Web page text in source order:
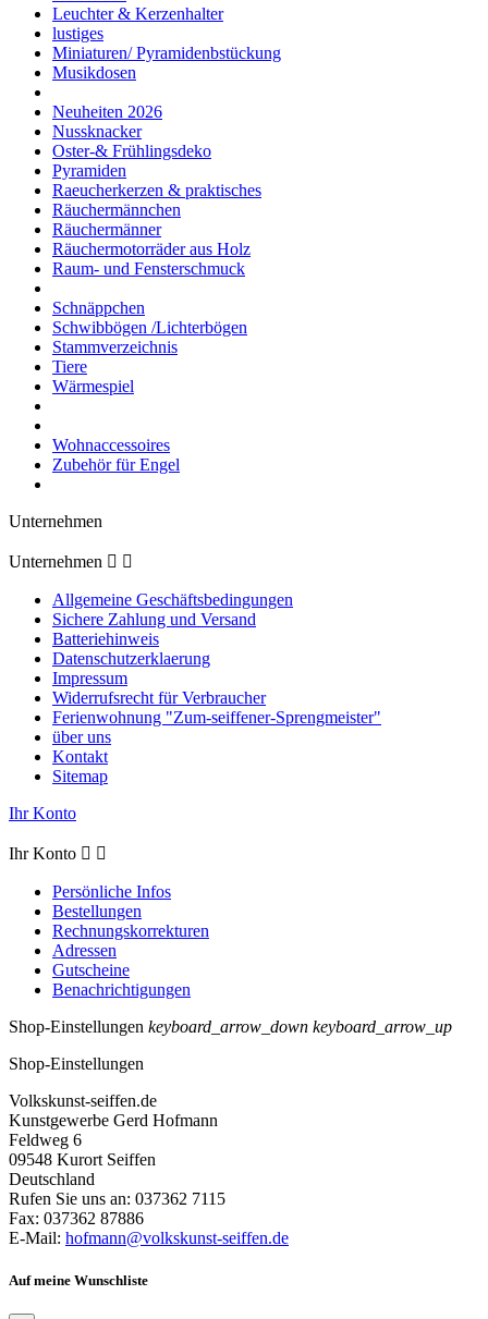
Leuchter & Kerzenhalter
lustiges
Miniaturen/ Pyramidenbstückung
Musikdosen
Neuheiten 2026
Nussknacker
Oster-& Frühlingsdeko
Pyramiden
Raeucherkerzen & praktisches
Räuchermännchen
Räuchermänner
Räuchermotorräder aus Holz
Raum- und Fensterschmuck
Schnäppchen
Schwibbögen /Lichterbögen
Stammverzeichnis
Tiere
Wärmespiel
Wohnaccessoires
Zubehör für Engel
Unternehmen
Unternehmen  
Allgemeine Geschäftsbedingungen
Sichere Zahlung und Versand
Batteriehinweis
Datenschutzerklaerung
Impressum
Widerrufsrecht für Verbraucher
Ferienwohnung "Zum-seiffener-Sprengmeister"
über uns
Kontakt
Sitemap
Ihr Konto
Ihr Konto  
Persönliche Infos
Bestellungen
Rechnungskorrekturen
Adressen
Gutscheine
Benachrichtigungen
Shop-Einstellungen keyboard_arrow_down keyboard_arrow_up
Shop-Einstellungen
Volkskunst-seiffen.de
Kunstgewerbe Gerd Hofmann
Feldweg 6
09548 Kurort Seiffen
Deutschland
Rufen Sie uns an: 037362 7115
Fax: 037362 87886
E-Mail: hofmann@volkskunst-seiffen.de
Auf meine Wunschliste